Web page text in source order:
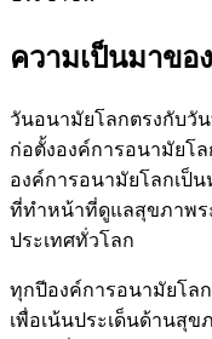
ความเป็นมาขอ
วันอนามัยโลกตรงกับวั
ก่อตั้งองค์การอนามัยโล
องค์การอนามัยโลกเป็
ที่ทำหน้าที่ดูแลสุขภาพร
ประเทศทั่วโลก
ทุกปีองค์การอนามัยโล
เพื่อเน้นประเด็นด้านสุ